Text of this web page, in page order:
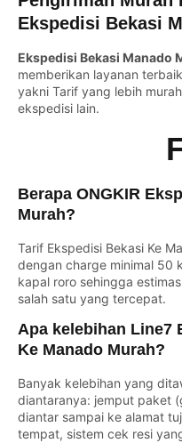
Ekspedisi Bekasi
Ekspedisi Bekasi Manado
memberikan layanan
yakni Tarif yang lebih
ekspedisi lain.
Berapa ONGKIR
Murah?
Tarif Ekspedisi Bekasi Ke
dengan charge minimal 50
kapal roro sehingga
salah satu yang tercepat.
Apa kelebihan Line7
Ke Manado Murah?
Banyak kelebihan yang
diantaranya: jemput paket
diantar sampai ke alamat
tempat, sistem cek resi